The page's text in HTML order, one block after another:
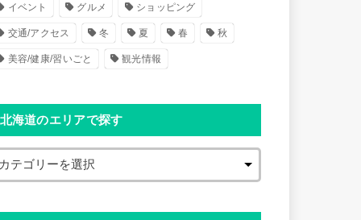
イベント グルメ ショッピング
交通/アクセス 冬 夏 春 秋
美容/健康/習いごと 観光情報
北海道のエリアで探す